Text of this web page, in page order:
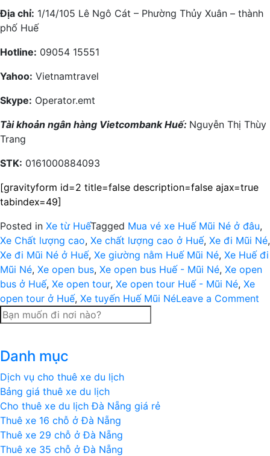
Địa chỉ: 1/14/105 Lê Ngô Cát – Phường Thủy Xuân – thành
phố Huế
Hotline: 09054 15551
Yahoo: Vietnamtravel
Skype: Operator.emt
Tài khoản ngân hàng Vietcombank Huế: Nguyễn Thị Thùy
Trang
STK: 0161000884093
[gravityform id=2 title=false description=false ajax=true
tabindex=49]
Posted in Xe từ HuếTagged Mua vé xe Huế Mũi Né ở đâu,
Xe Chất lượng cao, Xe chất lượng cao ở Huế, Xe đi Mũi Né,
Xe đi Mũi Né ở Huế, Xe giường nằm Huế Mũi Né, Xe Huế đi
Mũi Né, Xe open bus, Xe open bus Huế - Mũi Né, Xe open
bus ở Huế, Xe open tour, Xe open tour Huế - Mũi Né, Xe
open tour ở Huế, Xe tuyến Huế Mũi NéLeave a Comment
Danh mục
Dịch vụ cho thuê xe du lịch
Bảng giá thuê xe du lịch
Cho thuê xe du lịch Đà Nẵng giá rẻ
Thuê xe 16 chỗ ở Đà Nẵng
Thuê xe 29 chỗ ở Đà Nẵng
Thuê xe 35 chỗ ở Đà Nẵng